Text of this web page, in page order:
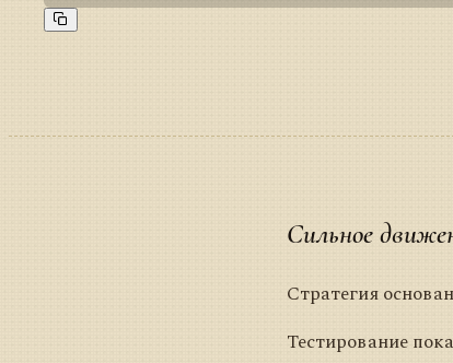
Сильное
Стратегия
Тестирование